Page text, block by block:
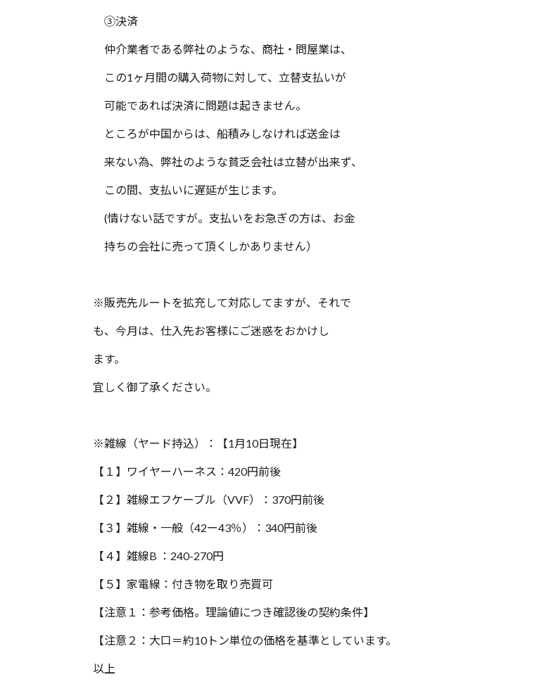
③決済
仲介業者である弊社のような、商社・問屋業は、
この1ヶ月間の購入荷物に対して、立替支払いが
可能であれば決済に問題は起きません。
ところが中国からは、船積みしなければ送金は
来ない為、弊社のような貧乏会社は立替が出来ず、
この間、支払いに遅延が生じます。
(情けない話ですが。支払いをお急ぎの方は、お金
持ちの会社に売って頂くしかありません）
※販売先ルートを拡充して対応してますが、それで
も、今月は、仕入先お客様にご迷惑をおかけし
ます。
宜しく御了承ください。
※雑線（ヤード持込）：【1月10日現在】
【１】ワイヤーハーネス：420円前後
【２】雑線エフケーブル（VVF）：370円前後
【３】雑線・一般（42ー43％）：340円前後
【４】雑線B ：240-270円
【５】家電線：付き物を取り売買可
【注意１：参考価格。理論値につき確認後の契約条件】
【注意２：大口＝約10トン単位の価格を基準としています。
以上